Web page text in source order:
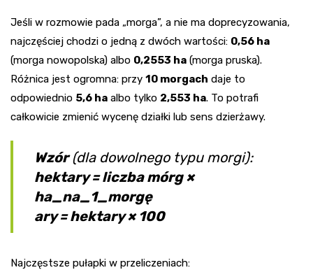
Jeśli w rozmowie pada „morga”, a nie ma doprecyzowania,
najczęściej chodzi o jedną z dwóch wartości: 0,56 ha
(morga nowopolska) albo 0,2553 ha (morga pruska).
Różnica jest ogromna: przy 10 morgach daje to
odpowiednio 5,6 ha albo tylko 2,553 ha. To potrafi
całkowicie zmienić wycenę działki lub sens dzierżawy.
Wzór(dla dowolnego typu morgi):
hektary = liczba mórg ×
ha_na_1_morgę
ary = hektary × 100
Najczęstsze pułapki w przeliczeniach: